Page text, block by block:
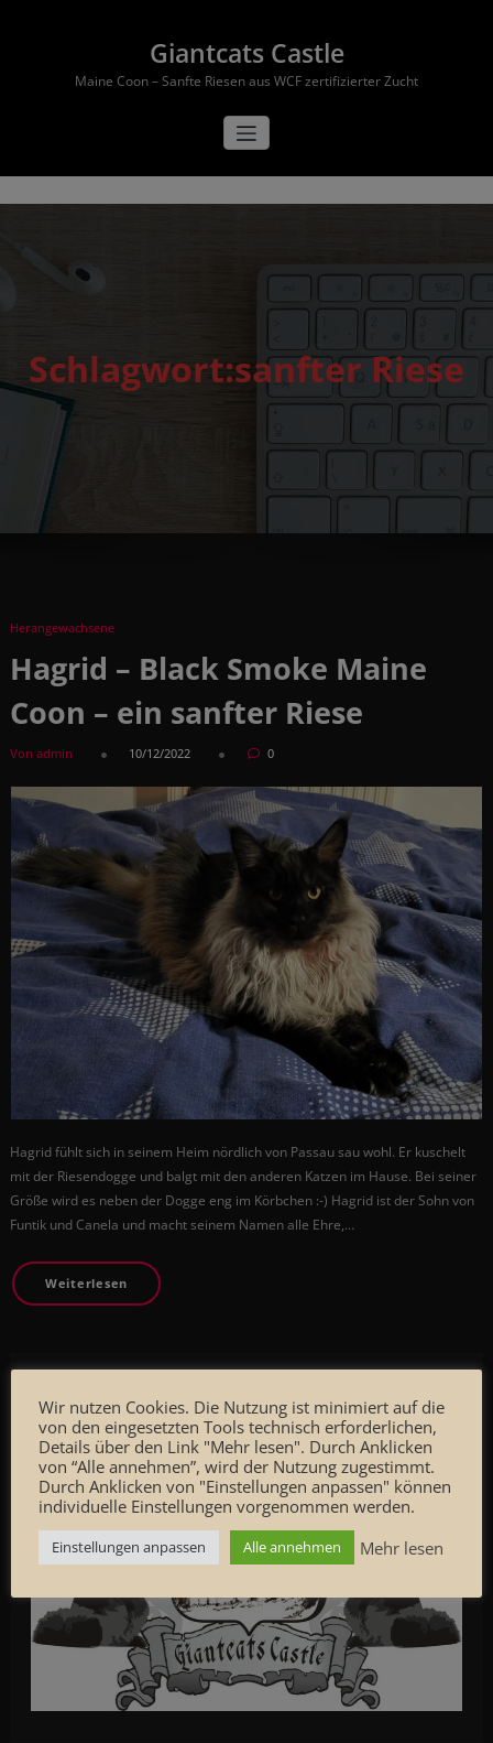
Giantcats Castle
Maine Coon – Sanfte Riesen aus WCF zertifizierter Zucht
Schlagwort:sanfter Riese
Herangewachsene
Hagrid – Black Smoke Maine
Coon – ein sanfter Riese
Von admin 10/12/2022 0
Hagrid fühlt sich in seinem Heim nördlich von Passau sau wohl. Er kuschelt
mit der Riesendogge und balgt mit den anderen Katzen im Hause. Bei seiner
Größe wird es neben der Dogge eng im Körbchen :-) Hagrid ist der Sohn von
Funtik und Canela und macht seinem Namen alle Ehre,…
Weiterlesen
Wir nutzen Cookies. Die Nutzung ist minimiert auf die
von den eingesetzten Tools technisch erforderlichen,
Details über den Link "Mehr lesen". Durch Anklicken
von “Alle annehmen”, wird der Nutzung zugestimmt.
Durch Anklicken von "Einstellungen anpassen" können
individuelle Einstellungen vorgenommen werden.
Einstellungen anpassen Alle annehmen Mehr lesen